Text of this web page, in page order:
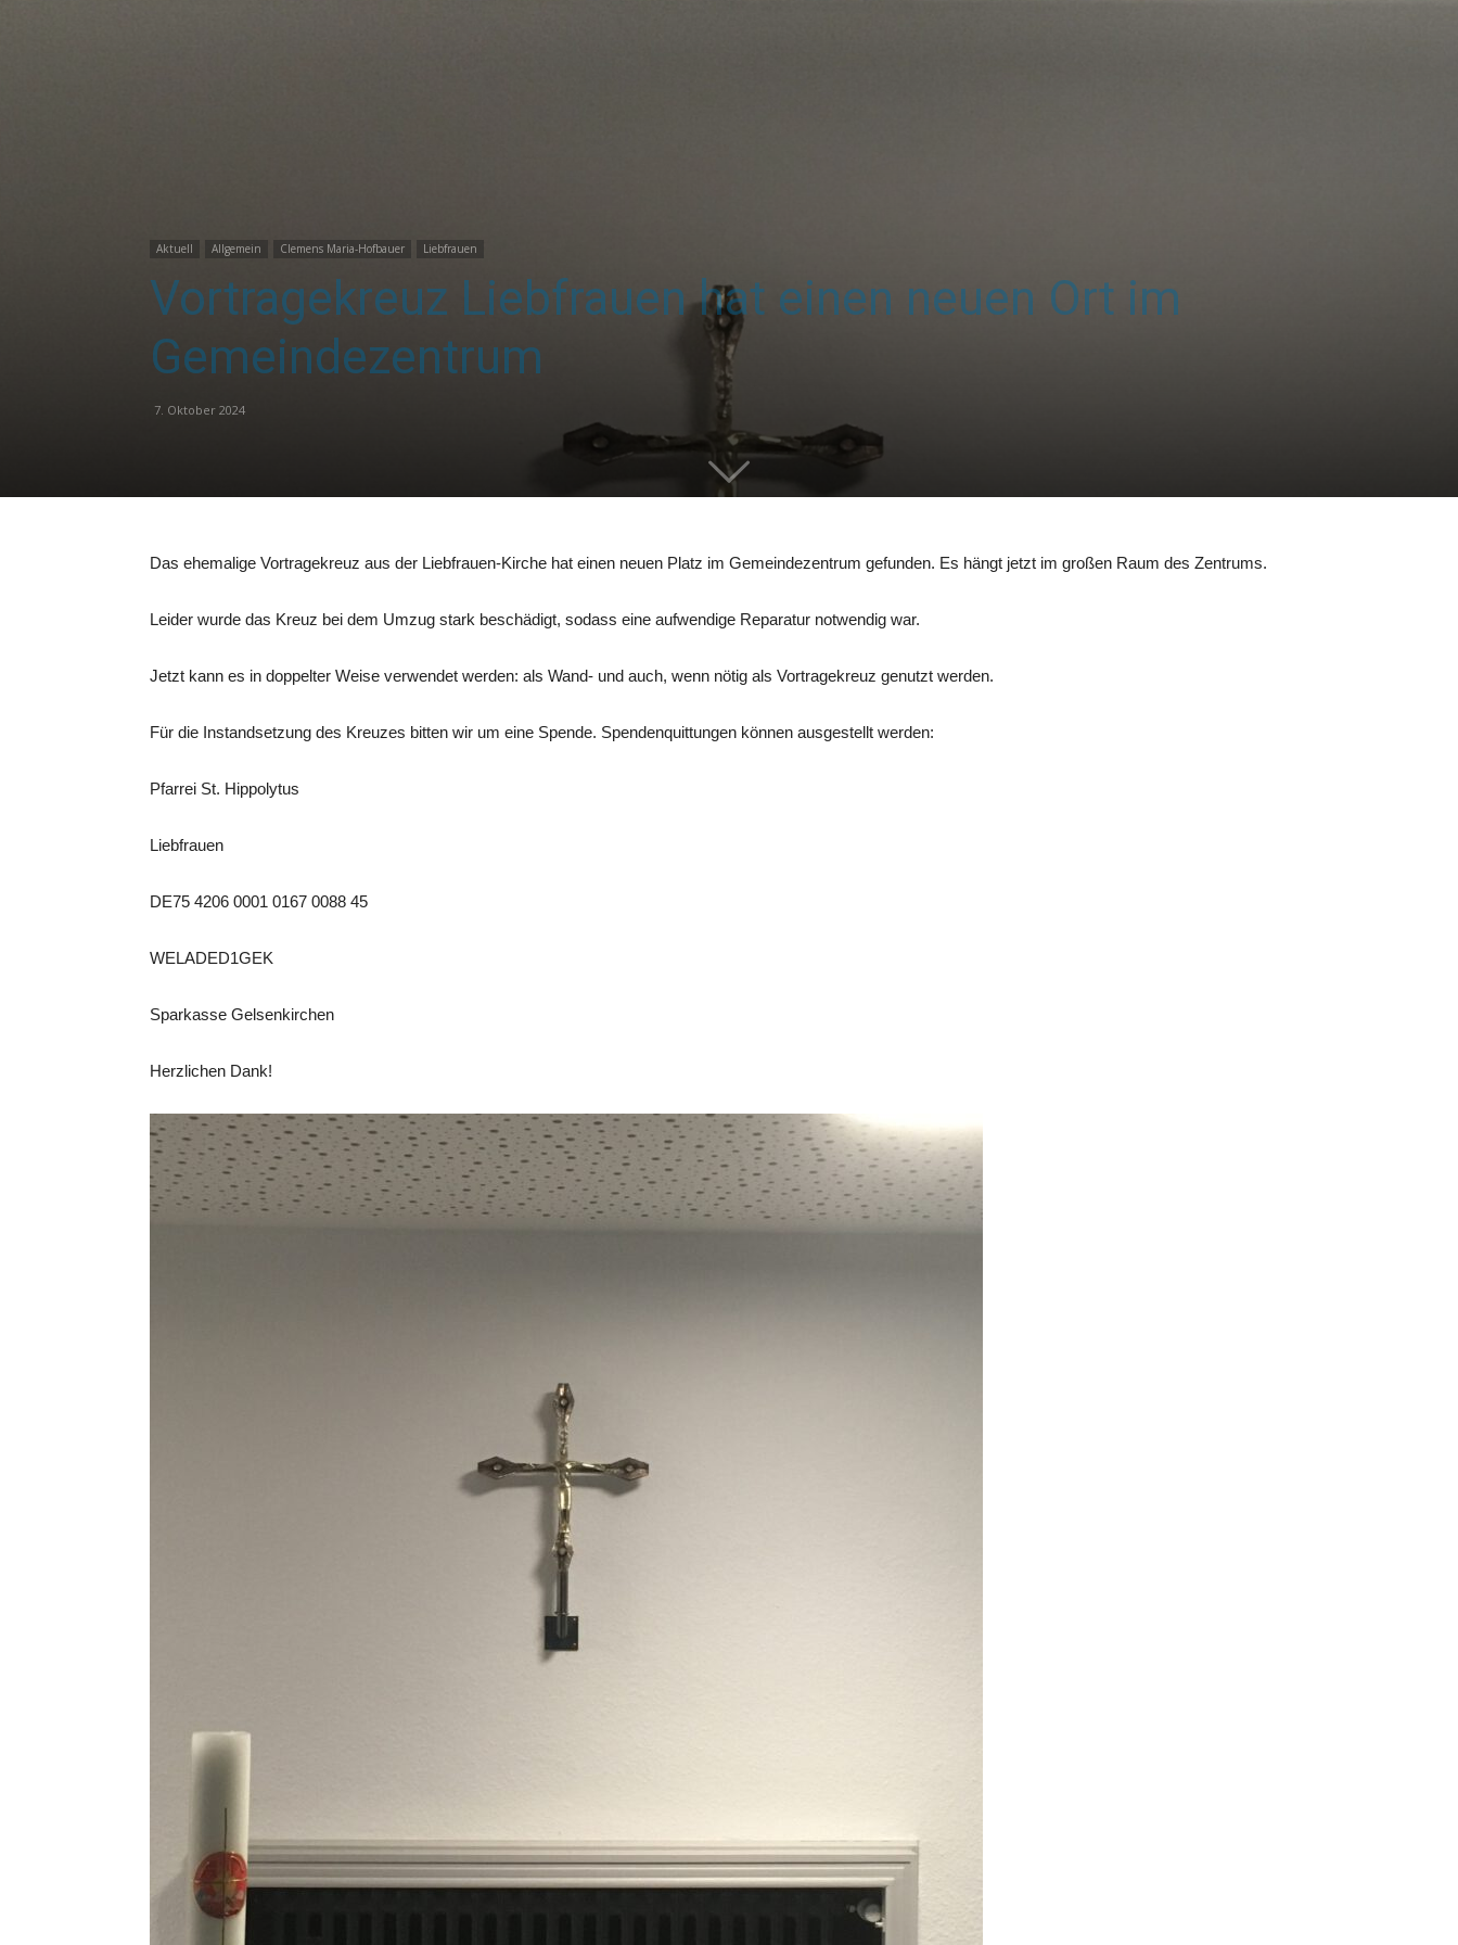
Aktuell Allgemein Clemens Maria-Hofbauer Liebfrauen
Vortragekreuz Liebfrauen hat einen neuen Ort im
Gemeindezentrum
7. Oktober 2024
Das ehemalige Vortragekreuz aus der Liebfrauen-Kirche hat einen neuen Platz im Gemeindezentrum gefunden. Es hängt jetzt im großen Raum des Zentrums.
Leider wurde das Kreuz bei dem Umzug stark beschädigt, sodass eine aufwendige Reparatur notwendig war.
Jetzt kann es in doppelter Weise verwendet werden: als Wand- und auch, wenn nötig als Vortragekreuz genutzt werden.
Für die Instandsetzung des Kreuzes bitten wir um eine Spende. Spendenquittungen können ausgestellt werden:
Pfarrei St. Hippolytus
Liebfrauen
DE75 4206 0001 0167 0088 45
WELADED1GEK
Sparkasse Gelsenkirchen
Herzlichen Dank!